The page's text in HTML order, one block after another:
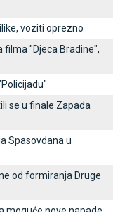
voziti oprezno
filma "Djeca Bradine",
se u finale Zapada
Spasovdana u
od formiranja Druge